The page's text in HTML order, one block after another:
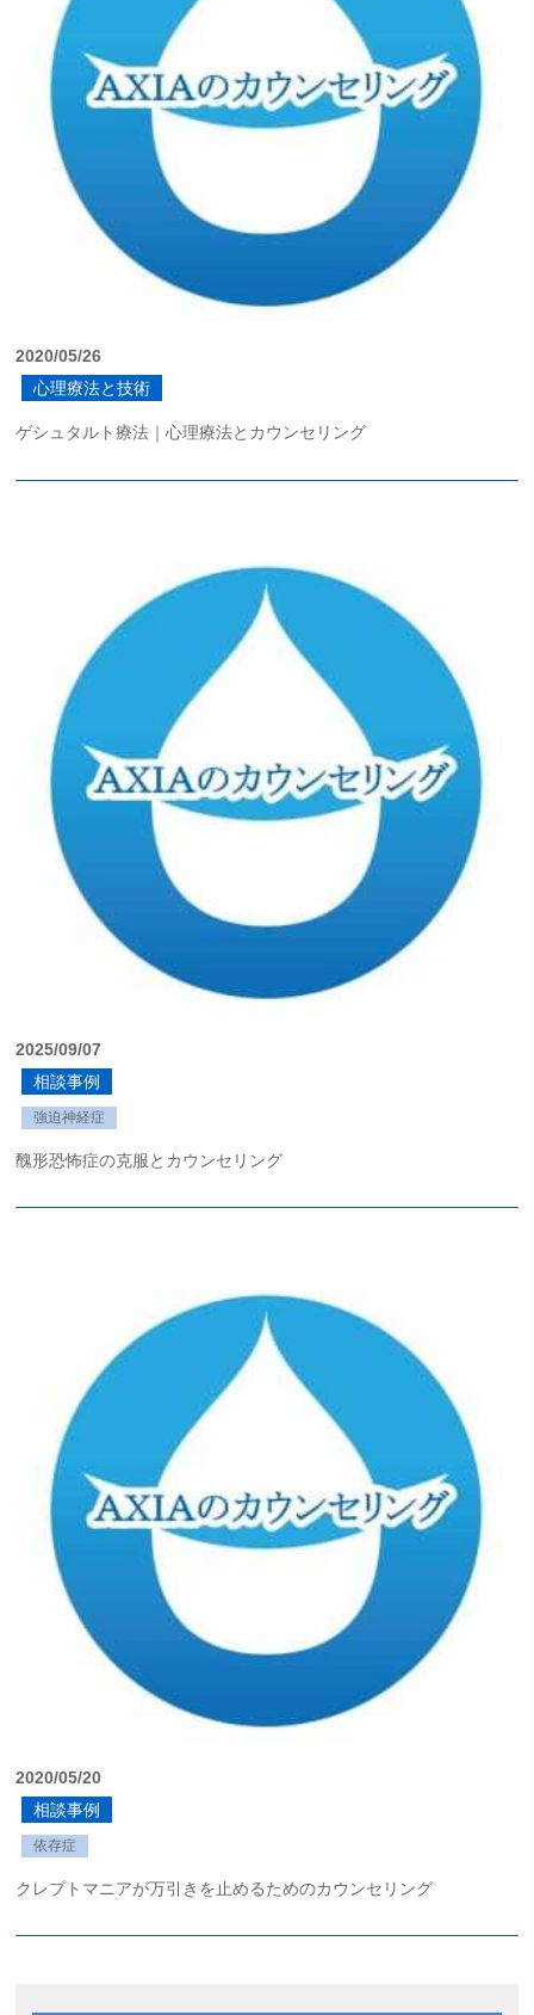
2020/05/26
心理療法と技術
ゲシュタルト療法｜心理療法とカウンセリング
2025/09/07
相談事例
強迫神経症
醜形恐怖症の克服とカウンセリング
2020/05/20
相談事例
依存症
クレプトマニアが万引きを止めるためのカウンセリング